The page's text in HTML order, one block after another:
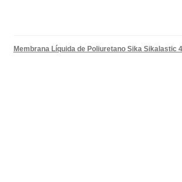
Membrana Líquida de Poliuretano Sika Sikalastic